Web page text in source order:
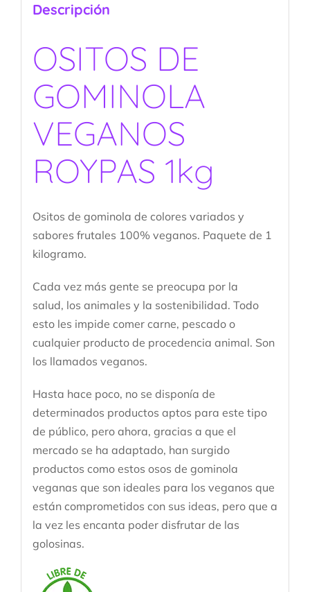
Descripción
OSITOS DE
GOMINOLA
VEGANOS
ROYPAS 1kg
Ositos de gominola de colores variados y
sabores frutales 100% veganos. Paquete de 1
kilogramo.
Cada vez más gente se preocupa por la
salud, los animales y la sostenibilidad. Todo
esto les impide comer carne, pescado o
cualquier producto de procedencia animal. Son
los llamados veganos.
Hasta hace poco, no se disponía de
determinados productos aptos para este tipo
de público, pero ahora, gracias a que el
mercado se ha adaptado, han surgido
productos como estos osos de gominola
veganas que son ideales para los veganos que
están comprometidos con sus ideas, pero que a
la vez les encanta poder disfrutar de las
golosinas.